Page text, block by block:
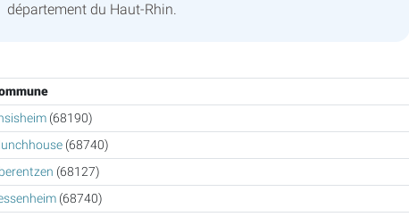
département du Haut-Rhin.
(68190)
(68740)
(68127)
(68740)